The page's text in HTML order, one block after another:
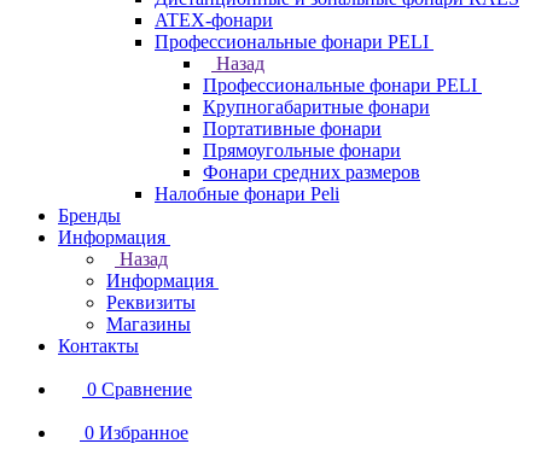
ATEX-фонари
Профессиональные фонари PELI
Назад
Профессиональные фонари PELI
Крупногабаритные фонари
Портативные фонари
Прямоугольные фонари
Фонари средних размеров
Налобные фонари Peli
Бренды
Информация
Назад
Информация
Реквизиты
Магазины
Контакты
0 Сравнение
0 Избранное